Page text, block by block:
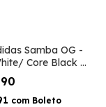
Samba OG -
Core Black /
com Boleto